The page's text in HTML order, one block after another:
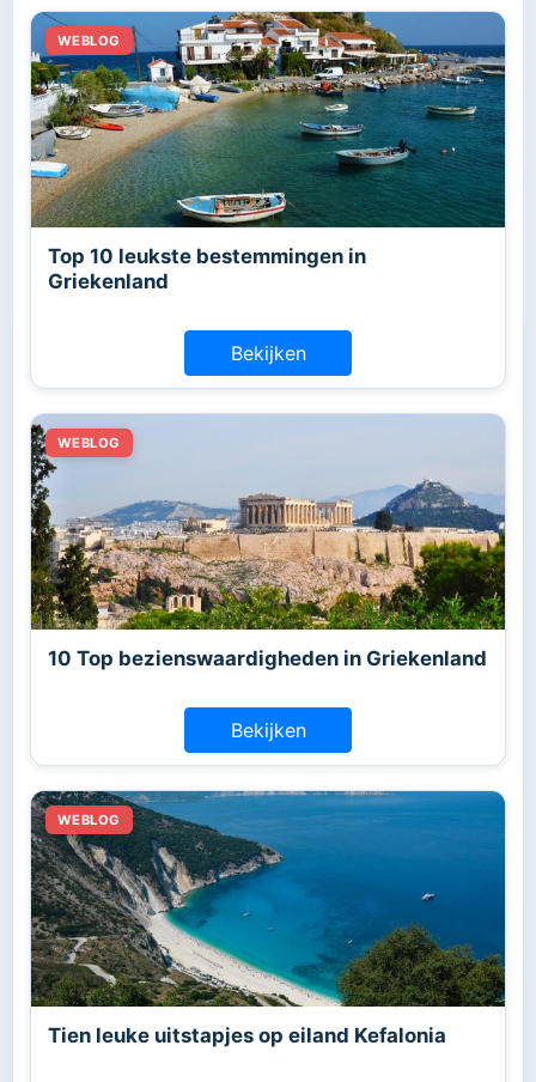
Top 10 leukste bestemmingen in
Griekenland
Bekijken
10 Top bezienswaardigheden in Griekenland
Bekijken
Tien leuke uitstapjes op eiland Kefalonia